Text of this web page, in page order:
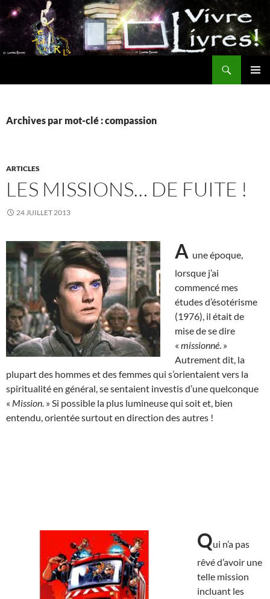
Aller
au
contenu
Archives par mot-clé : compassion
ARTICLES
LES MISSIONS… DE FUITE !
24 JUILLET 2013
A une époque,
lorsque j’ai
commencé mes
études d’ésotérisme
(1976), il était de
mise de se dire
« missionné . »
Autrement dit, la
plupart des hommes et des femmes qui s’orientaient vers la
spiritualité en général, se sentaient investis d’une quelconque
« Mission . » Si possible la plus lumineuse qui soit et, bien
entendu, orientée surtout en direction des autres !
Qui n’a pas
rêvé d’avoir une
telle mission
incluant les